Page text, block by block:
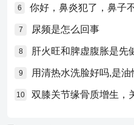
6
7 尿频是怎么回事
8 肝火旺和脾虚腹胀是先
9 用清热水洗脸好吗,是油
10 双膝关节缘骨质增生，